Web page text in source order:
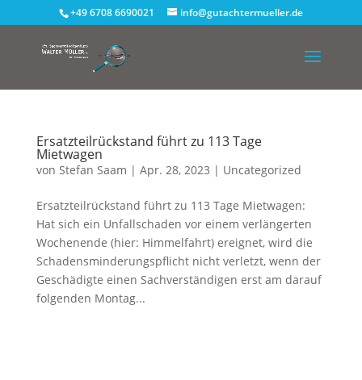
+49 6708 6690021 info@gutachtermueller.de
Ersatzteilrückstand führt zu 113 Tage
Mietwagen
von Stefan Saam | Apr. 28, 2023 | Uncategorized
Ersatzteilrückstand führt zu 113 Tage Mietwagen:
Hat sich ein Unfallschaden vor einem verlängerten
Wochenende (hier: Himmelfahrt) ereignet, wird die
Schadensminderungspflicht nicht verletzt, wenn der
Geschädigte einen Sachverständigen erst am darauf
folgenden Montag...